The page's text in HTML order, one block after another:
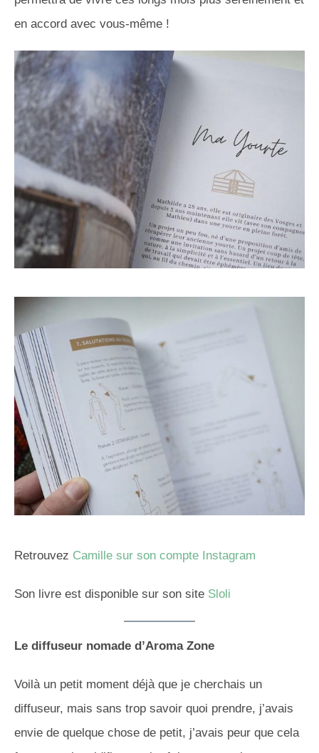
en accord avec vous-même !
Retrouvez Camille sur son compte Instagram
Son livre est disponible sur son site Sloli
Le diffuseur nomade d’Aroma Zone
Voilà un petit moment déjà que je cherchais un
diffuseur, mais sans trop savoir quoi prendre, j’avais
envie de quelque chose de petit, j’avais peur que cela